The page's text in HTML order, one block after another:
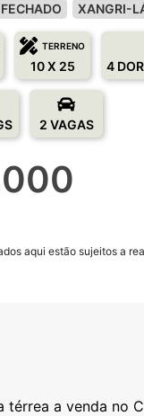
XANGRI-
TERRENO
10 X 25 4
2 VAGAS
aqui estão sujeitos a
térrea a venda no